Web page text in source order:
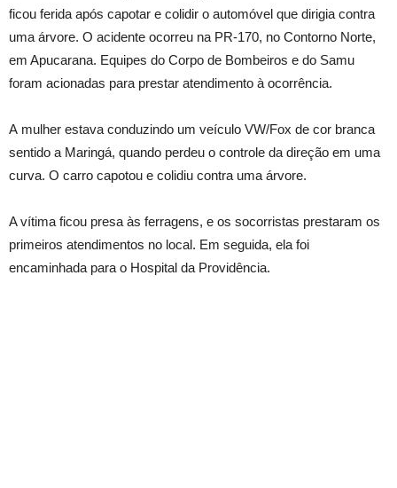
ficou ferida após capotar e colidir o automóvel que dirigia contra
uma árvore. O acidente ocorreu na PR-170, no Contorno Norte,
em Apucarana. Equipes do Corpo de Bombeiros e do Samu
foram acionadas para prestar atendimento à ocorrência.
A mulher estava conduzindo um veículo VW/Fox de cor branca
sentido a Maringá, quando perdeu o controle da direção em uma
curva. O carro capotou e colidiu contra uma árvore.
A vítima ficou presa às ferragens, e os socorristas prestaram os
primeiros atendimentos no local. Em seguida, ela foi
encaminhada para o Hospital da Providência.